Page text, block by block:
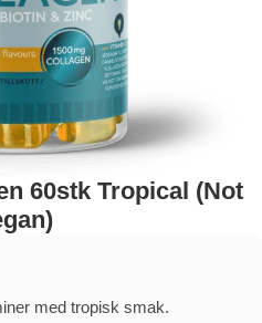
60stk Tropical (Not
med tropisk smak.